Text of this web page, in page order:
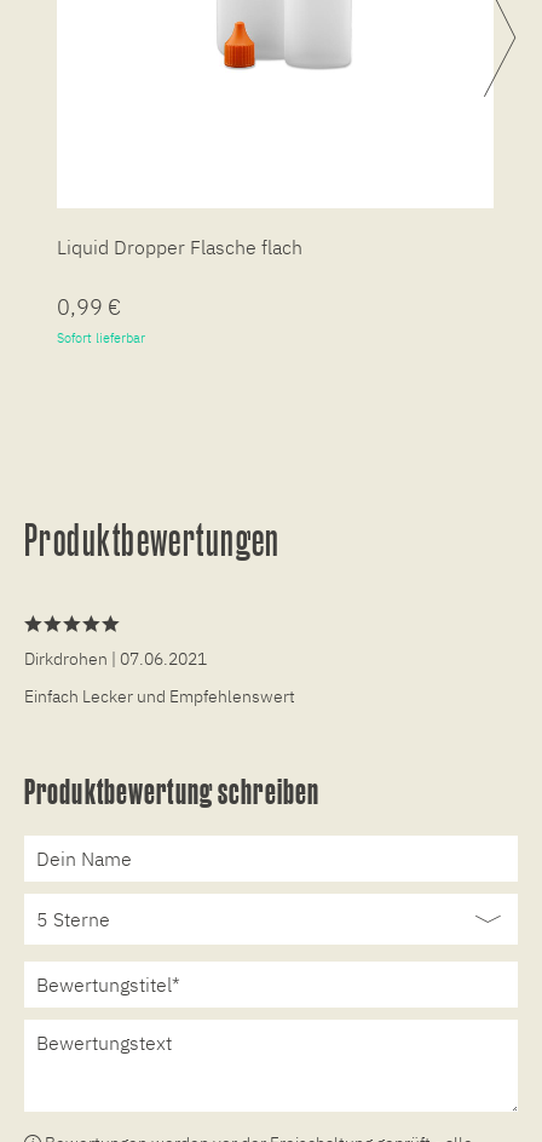
Liquid Dropper Flasche flach
0,99 €
Sofort lieferbar
Produktbewertungen
Dirkdrohen | 07.06.2021
Einfach Lecker und Empfehlenswert
Produktbewertung schreiben